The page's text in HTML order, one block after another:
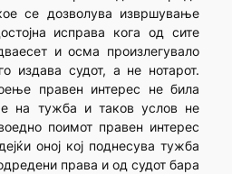
се дозволува извршување
исправа кога од сите
и осма произлегувало
издава судот, а не нотарот.
правен интерес не била
на тужба и таков услов не
поимот правен интерес
оној кој поднесува тужба
права и од судот бара